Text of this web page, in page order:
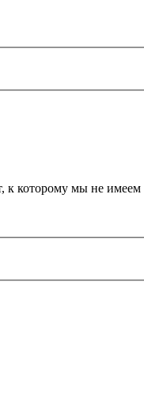
к которому мы не